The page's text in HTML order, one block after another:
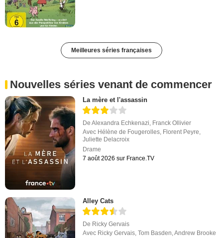
Meilleures séries françaises
Nouvelles séries venant de commencer
La mère et l'assassin
DeAlexandra Echkenazi Franck Ollivier
Avec Hélène de Fougerolles Florent Peyre
Juliette Delacroix
Drame
7 août 2026 sur France.TV
Alley Cats
De Ricky Gervais
Avec Ricky Gervais,Tom Basden,Andrew Brooke